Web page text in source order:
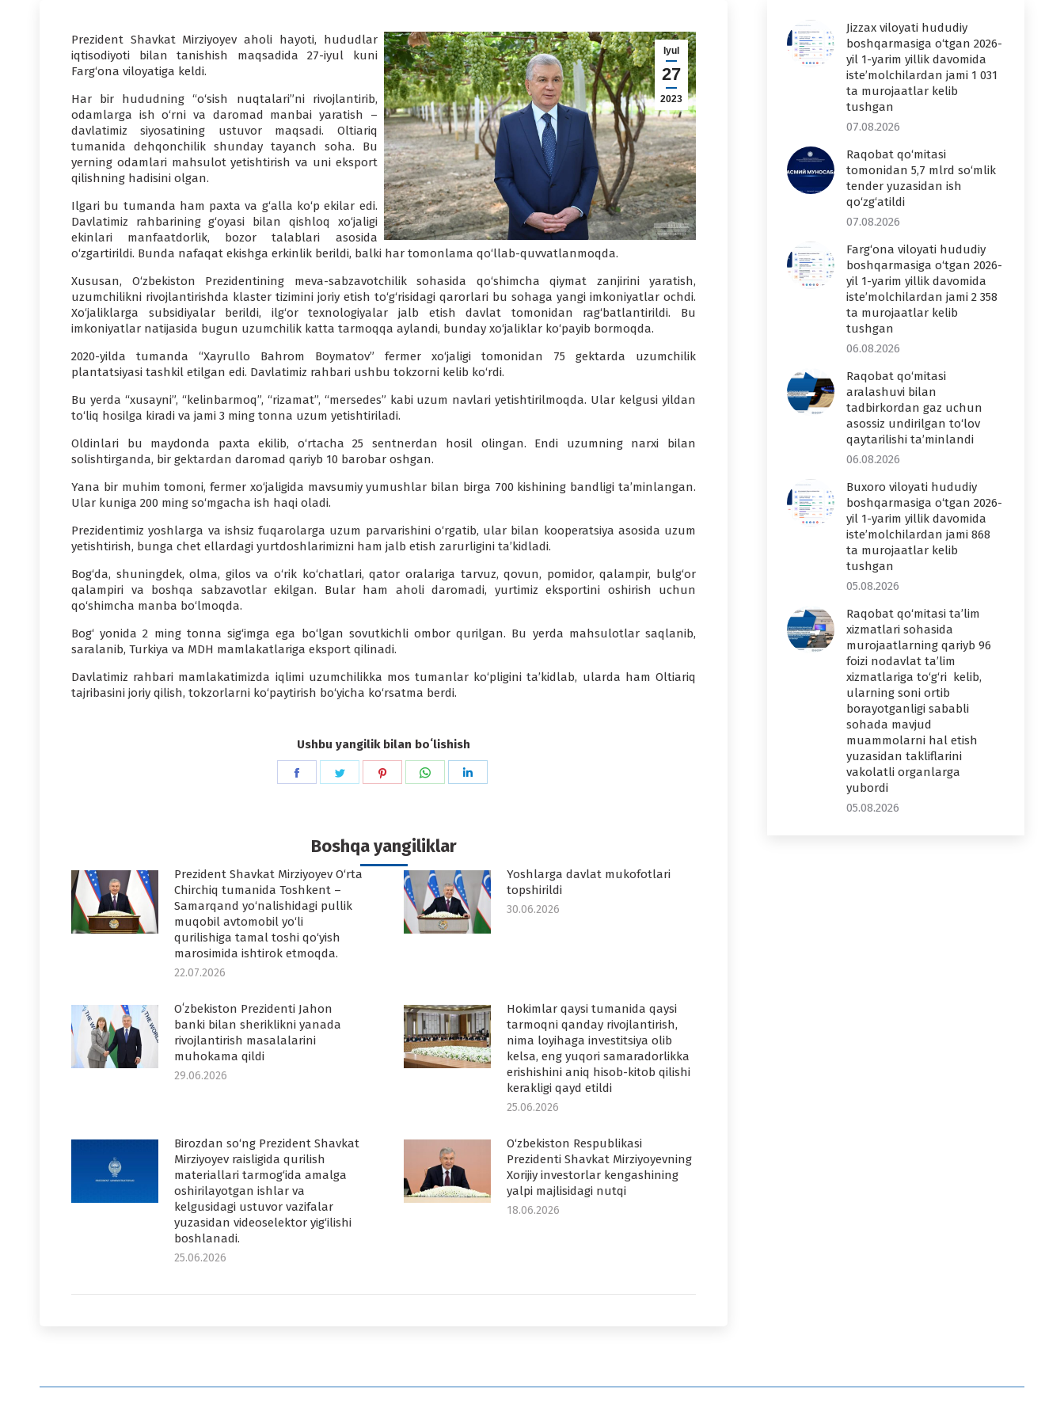
Iyul
27
2023
Prezident Shavkat Mirziyoyev aholi hayoti, hududlar
iqtisodiyoti bilan tanishish maqsadida 27-iyul kuni
Farg‘ona viloyatiga keldi.
Har bir hududning “o‘sish nuqtalari”ni rivojlantirib,
odamlarga ish o‘rni va daromad manbai yaratish –
davlatimiz siyosatining ustuvor maqsadi. Oltiariq
tumanida dehqonchilik shunday tayanch soha. Bu
yerning odamlari mahsulot yetishtirish va uni eksport
qilishning hadisini olgan.
Ilgari bu tumanda ham paxta va g‘alla ko‘p ekilar edi.
Davlatimiz rahbarining g‘oyasi bilan qishloq xo‘jaligi
ekinlari manfaatdorlik, bozor talablari asosida
o‘zgartirildi. Bunda nafaqat ekishga erkinlik berildi, balki har tomonlama qo‘llab-quvvatlanmoqda.
Xususan, O‘zbekiston Prezidentining meva-sabzavotchilik sohasida qo‘shimcha qiymat zanjirini yaratish,
uzumchilikni rivojlantirishda klaster tizimini joriy etish to‘g‘risidagi qarorlari bu sohaga yangi imkoniyatlar ochdi.
Xo‘jaliklarga subsidiyalar berildi, ilg‘or texnologiyalar jalb etish davlat tomonidan rag‘batlantirildi. Bu
imkoniyatlar natijasida bugun uzumchilik katta tarmoqqa aylandi, bunday xo‘jaliklar ko‘payib bormoqda.
2020-yilda tumanda “Xayrullo Bahrom Boymatov” fermer xo‘jaligi tomonidan 75 gektarda uzumchilik
plantatsiyasi tashkil etilgan edi. Davlatimiz rahbari ushbu tokzorni kelib ko‘rdi.
Bu yerda “xusayni”, “kelinbarmoq”, “rizamat”, “mersedes” kabi uzum navlari yetishtirilmoqda. Ular kelgusi yildan
to‘liq hosilga kiradi va jami 3 ming tonna uzum yetishtiriladi.
Oldinlari bu maydonda paxta ekilib, o‘rtacha 25 sentnerdan hosil olingan. Endi uzumning narxi bilan
solishtirganda, bir gektardan daromad qariyb 10 barobar oshgan.
Yana bir muhim tomoni, fermer xo‘jaligida mavsumiy yumushlar bilan birga 700 kishining bandligi ta’minlangan.
Ular kuniga 200 ming so‘mgacha ish haqi oladi.
Prezidentimiz yoshlarga va ishsiz fuqarolarga uzum parvarishini o‘rgatib, ular bilan kooperatsiya asosida uzum
yetishtirish, bunga chet ellardagi yurtdoshlarimizni ham jalb etish zarurligini ta’kidladi.
Bog‘da, shuningdek, olma, gilos va o‘rik ko‘chatlari, qator oralariga tarvuz, qovun, pomidor, qalampir, bulg‘or
qalampiri va boshqa sabzavotlar ekilgan. Bular ham aholi daromadi, yurtimiz eksportini oshirish uchun
qo‘shimcha manba bo‘lmoqda.
Bog‘ yonida 2 ming tonna sig‘imga ega bo‘lgan sovutkichli ombor qurilgan. Bu yerda mahsulotlar saqlanib,
saralanib, Turkiya va MDH mamlakatlariga eksport qilinadi.
Davlatimiz rahbari mamlakatimizda iqlimi uzumchilikka mos tumanlar ko‘pligini ta’kidlab, ularda ham Oltiariq
tajribasini joriy qilish, tokzorlarni ko‘paytirish bo‘yicha ko‘rsatma berdi.
Ushbu yangilik bilan boʻlishish
Share
Share
Share
Share
Boshqa yangiliklar
Prezident Shavkat Mirziyoyev O‘rta
Chirchiq tumanida Toshkent –
Samarqand yo‘nalishidagi pullik
muqobil avtomobil yo‘li
qurilishiga tamal toshi qo‘yish
marosimida ishtirok etmoqda.
22.07.2026
Yoshlarga davlat mukofotlari
topshirildi
30.06.2026
Oʻzbekiston Prezidenti Jahon
banki bilan sheriklikni yanada
rivojlantirish masalalarini
muhokama qildi
29.06.2026
Hokimlar qaysi tumanida qaysi
tarmoqni qanday rivojlantirish,
nima loyihaga investitsiya olib
kelsa, eng yuqori samaradorlikka
erishishini aniq hisob-kitob qilishi
kerakligi qayd etildi
25.06.2026
Birozdan so‘ng Prezident Shavkat
Mirziyoyev raisligida qurilish
materiallari tarmog‘ida amalga
oshirilayotgan ishlar va
kelgusidagi ustuvor vazifalar
yuzasidan videoselektor yig‘ilishi
boshlanadi.
25.06.2026
O‘zbekiston Respublikasi
Prezidenti Shavkat Mirziyoyevning
Xorijiy investorlar kengashining
yalpi majlisidagi nutqi
18.06.2026
Jizzax viloyati hududiy
boshqarmasiga o‘tgan 2026-
yil 1-yarim yillik davomida
iste’molchilardan jami 1 031
ta murojaatlar kelib
tushgan
07.08.2026
Raqobat qo‘mitasi
tomonidan 5,7 mlrd so‘mlik
tender yuzasidan ish
qo‘zg‘atildi
07.08.2026
Farg‘ona viloyati hududiy
boshqarmasiga o‘tgan 2026-
yil 1-yarim yillik davomida
iste’molchilardan jami 2 358
ta murojaatlar kelib
tushgan
06.08.2026
Raqobat qo‘mitasi
aralashuvi bilan
tadbirkordan gaz uchun
asossiz undirilgan to‘lov
qaytarilishi ta’minlandi
06.08.2026
Buxoro viloyati hududiy
boshqarmasiga o‘tgan 2026-
yil 1-yarim yillik davomida
iste’molchilardan jami 868
ta murojaatlar kelib
tushgan
05.08.2026
Raqobat qo‘mitasi ta’lim
xizmatlari sohasida
murojaatlarning qariyb 96
foizi nodavlat ta’lim
xizmatlariga to‘g‘ri kelib,
ularning soni ortib
borayotganligi sababli
sohada mavjud
muammolarni hal etish
yuzasidan takliflarini
vakolatli organlarga
yubordi
05.08.2026